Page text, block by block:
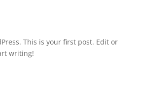
This is your first post. Edit or
writing!